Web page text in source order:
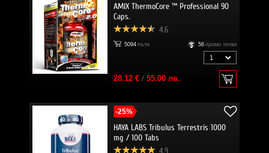
AMIX ThermoCore ™ Professional 90
Caps.
4.6
5094 пъти 56 промо точки
28.12 €/ 55.00 лв.
-25%
HAYA LABS Tribulus Terrestris 1000
mg / 100 Tabs
4.9